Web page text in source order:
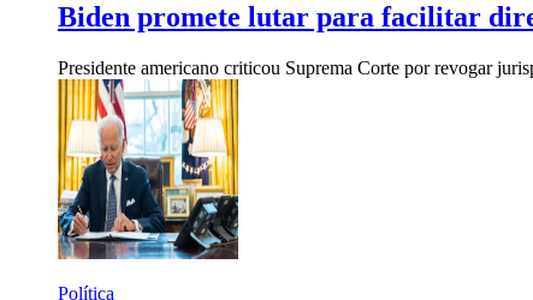
Biden promete lutar para facilitar
Presidente americano criticou Suprema Corte por revogar
Política